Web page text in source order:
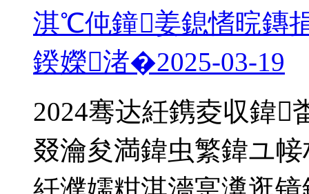
淇℃伅鐘姜鎴愭晥鏄
鍨嬫渚�2025-03-19
2024骞达紝鎸夌収鍏
叕瀹夋満鍏虫繁鍏ユ